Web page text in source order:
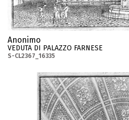
Anonimo
VEDUTA DI PALAZZO FARNESE
S-CL2367_16335